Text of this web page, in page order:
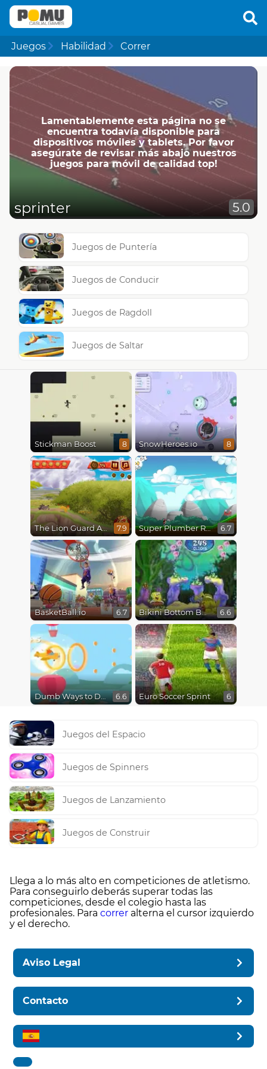
Juegos Habilidad Correr
Lamentablemente esta página no se
encuentra todavía disponible para
dispositivos móviles y tablets. Por favor
asegúrate de revisar más abajo nuestros
juegos para móvil de calidad top!
sprinter 5.0
Juegos de Puntería
Juegos de Conducir
Juegos de Ragdoll
Juegos de Saltar
Stickman Boost 8 SnowHeroes.io 8
The Lion Guard Assemble 7.9 Super Plumber Run 6.7
BasketBall.io 6.7 Bikini Bottom Button Bash 6.6
Dumb Ways to Die 3: World Tour 6.6 Euro Soccer Sprint 6
Juegos del Espacio
Juegos de Spinners
Juegos de Lanzamiento
Juegos de Construir
Llega a lo más alto en competiciones de atletismo.
Para conseguirlo deberás superar todas las
competiciones, desde el colegio hasta las
profesionales. Para correr alterna el cursor izquierdo
y el derecho.
Aviso Legal
Contacto